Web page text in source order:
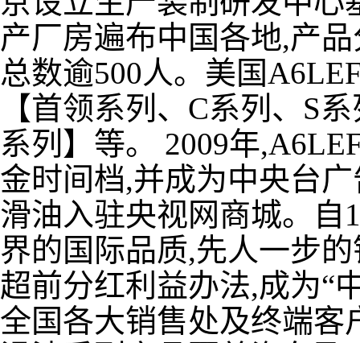
产厂房遍布中国各地,产
总数逾500人。美国
【首领系列、C系列、S
系列】等。 2009年
金时间档,并成为中央台
滑油入驻央视网商城。自
界的国际品质,先人一步
超前分红利益办法,成为“
全国各大销售处及终端客